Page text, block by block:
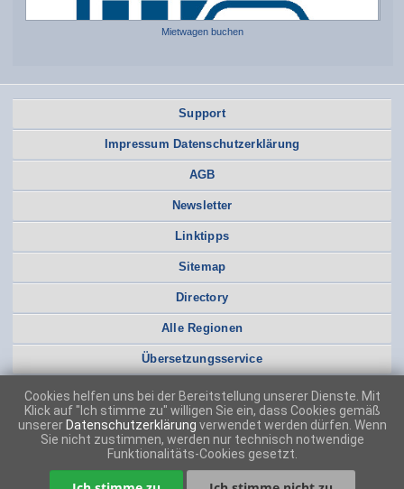
Mietwagen buchen
Support
Impressum Datenschutzerklärung
AGB
Newsletter
Linktipps
Sitemap
Directory
Alle Regionen
Übersetzungsservice
Cookies helfen uns bei der Bereitstellung unserer Dienste. Mit
Klick auf "Ich stimme zu" willigen Sie ein, dass Cookies gemäß
unserer Datenschutzerklärung verwendet werden dürfen. Wenn
Sie nicht zustimmen, werden nur technisch notwendige
Funktionalitäts-Cookies gesetzt.